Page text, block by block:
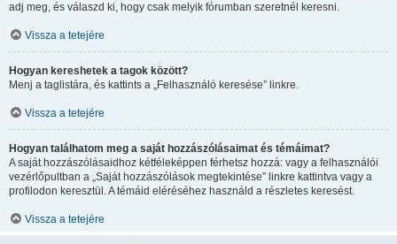
adj meg, és válaszd ki, hogy csak melyik fórumban szeretnél keresni.
Vissza a tetejére
Hogyan kereshetek a tagok között?
Menj a taglistára, és kattints a „Felhasználó keresése” linkre.
Vissza a tetejére
Hogyan találhatom meg a saját hozzászólásaimat és témáimat?
A saját hozzászólásaidhoz kétféleképpen férhetsz hozzá: vagy a felhasználói
vezérlőpultban a „Saját hozzászólások megtekintése” linkre kattintva vagy a
profilodon keresztül. A témáid eléréséhez használd a részletes keresést.
Vissza a tetejére